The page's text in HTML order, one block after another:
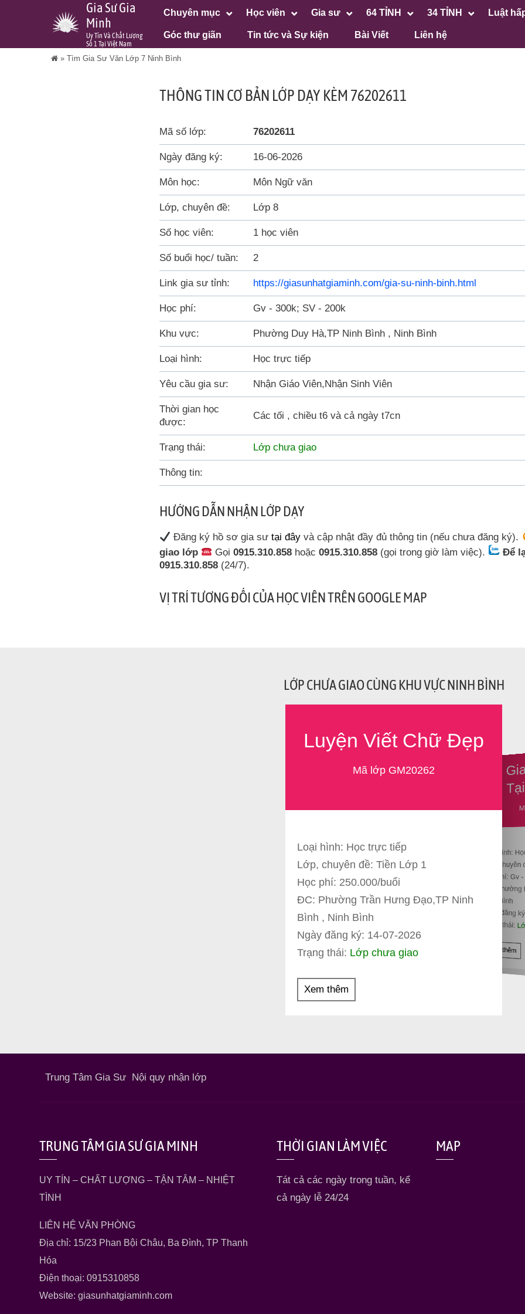
Gia Sư Gia
Minh
Uy Tín Và Chất Lượng
Số 1 Tại Việt Nam
Chuyên mục Học viên Gia sư 64 TỈNH 34 TỈNH Luật
Góc thư giãn Tin tức và Sự kiện Bài Viết Liên hệ
» Tìm Gia Sư Văn Lớp 7 Ninh Bình
THÔNG TIN CƠ BẢN LỚP DẠY KÈM 76202611
Mã số lớp: 76202611
Ngày đăng ký: 16-06-2026
Môn học: Môn Ngữ văn
Lớp, chuyên đề: Lớp 8
Số học viên: 1 học viên
Số buổi học/ tuần: 2
Link gia sư tỉnh: https://giasunhatgiaminh.com/gia-su-ninh-binh.html
Học phí: Gv - 300k; SV - 200k
Khu vực: Phường Duy Hà,TP Ninh Bình , Ninh Bình
Loại hình: Học trực tiếp
Yêu cầu gia sư: Nhận Giáo Viên,Nhận Sinh Viên
Thời gian học
được:
Các tối , chiều t6 và cả ngày t7cn
Trạng thái: Lớp chưa giao
Thông tin:
HƯỚNG DẪN NHẬN LỚP DẠY
Đăng ký hồ sơ gia sưtại đây và cập nhật đầy đủ thông tin (nếu chưa đăng ký).
giao lớp
Gọi0915.310.858 hoặc0915.310.858 (gọi trong giờ làm việc).
Để
0915.310.858 (24/7).
VỊ TRÍ TƯƠNG ĐỐI CỦA HỌC VIÊN TRÊN GOOGLE MAP
LỚP CHƯA GIAO CÙNG KHU VỰC NINH BÌNH
Luyện Viết Chữ Đẹp
Mã lớp GM20262
Loại hình: Học trực tiếp
Lớp, chuyên đề: Tiền Lớp 1
Học phí: 250.000/buổi
ĐC: Phường Trần Hưng Đạo,TP Ninh
Bình , Ninh Bình
Ngày đăng ký: 14-07-2026
Trạng thái: Lớp chưa giao
Xem thêm
Tìm
Loại hình:
Lớp,
Học phí:
ĐC:
Ninh Bình
Ngày đăng
Trạng thái:
Xem thêm
Trung Tâm Gia Sư Nội quy nhận lớp
TRUNG TÂM GIA SƯ GIA MINH
UY TÍN – CHẤT LƯỢNG – TẬN TÂM – NHIỆT
TÌNH
LIÊN HỆ VĂN PHÒNG
Địa chỉ: 15/23 Phan Bội Châu, Ba Đình, TP Thanh
Hóa
Điện thoại: 0915310858
Website: giasunhatgiaminh.com
THỜI GIAN LÀM VIỆC
Tát cả các ngày trong tuần, kể
cả ngày lễ 24/24
MAP